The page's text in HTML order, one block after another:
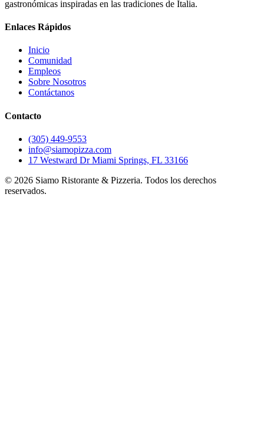
gastronómicas inspiradas en las tradiciones de Italia.
Enlaces Rápidos
Inicio
Comunidad
Empleos
Sobre Nosotros
Contáctanos
Contacto
(305) 449-9553
info@siamopizza.com
17 Westward Dr Miami Springs, FL 33166
© 2026 Siamo Ristorante & Pizzeria. Todos los derechos
reservados.